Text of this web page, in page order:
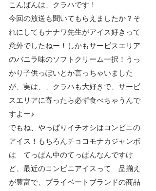
こんばんは、クラハです！
今回の放送も聞いてもらえましたか？そ
れにしてもナナワ先生がアイス好きって
意外でしたねー！しかもサービスエリア
のバニラ味のソフトクリーム一択！うっ
かり子供っぽいとか言っちゃいました
が、実は、、クラハも大好きで、サービ
スエリアに寄ったら必ず食べちゃうんで
すよー♪
でもね、やっぱりイチオシはコンビニの
アイス！もちろんチョコモナカジャンボ
は　てっぱん中のてっぱんなんですけ
ど、最近のコンビニアイスって　品揃え
が豊富で、プライベートブランドの商品